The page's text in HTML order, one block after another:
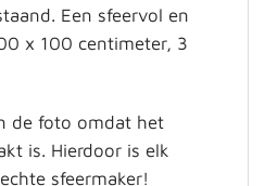
Een sfeervol en
x 100 centimeter, 3
de foto omdat het
is. Hierdoor is elk
sfeermaker!